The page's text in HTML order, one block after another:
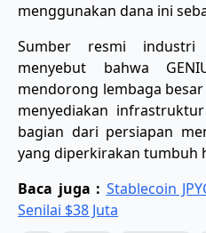
menggunakan dana ini
Sumber resmi
menyebut bahwa
mendorong lembaga
menyediakan
bagian dari persiapan
yang diperkirakan tumbuh
Baca juga : Stablecoin
Senilai $38 Juta